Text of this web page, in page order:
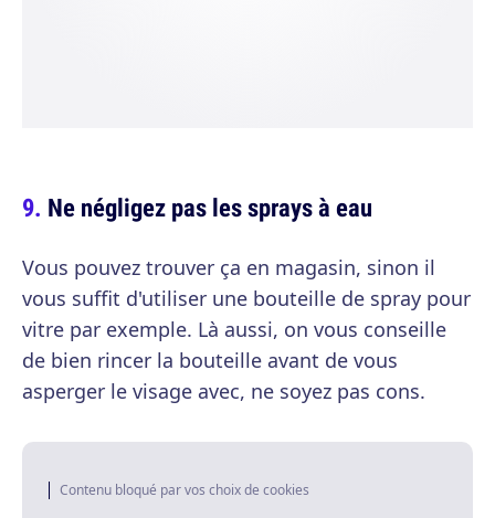
Ne négligez pas les sprays à eau
Vous pouvez trouver ça en magasin, sinon il
vous suffit d'utiliser une bouteille de spray pour
vitre par exemple. Là aussi, on vous conseille
de bien rincer la bouteille avant de vous
asperger le visage avec, ne soyez pas cons.
Contenu bloqué par vos choix de cookies